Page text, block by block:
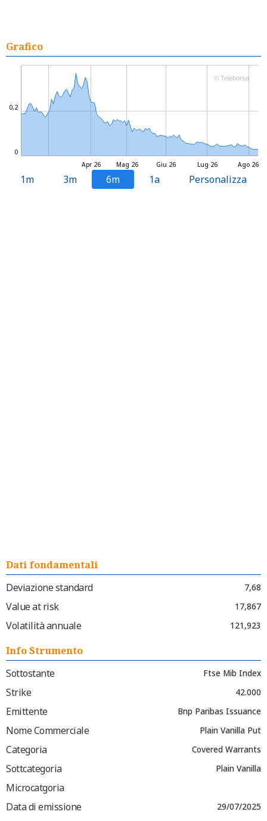
Grafico
Mag 26 Lug 26
Apr 26 Giu 26 Ago 26
0
0,2
© Teleborsa
1m 3m 6m 1a Personalizza
Dati fondamentali
Deviazione standard
7,68
Value at risk 17,867
Volatilità annuale 121,923
Info Strumento
Sottostante
Ftse Mib Index
Strike 42.000
Emittente Bnp Paribas Issuance
Nome Commerciale Plain Vanilla Put
Categoria Covered Warrants
Sottcategoria Plain Vanilla
Microcatgoria
Data di emissione
29/07/2025